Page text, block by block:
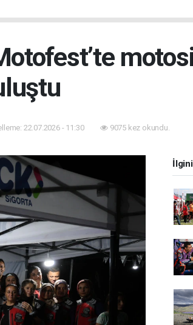
22.07.2026 - 11:30 9075 kez okundu.